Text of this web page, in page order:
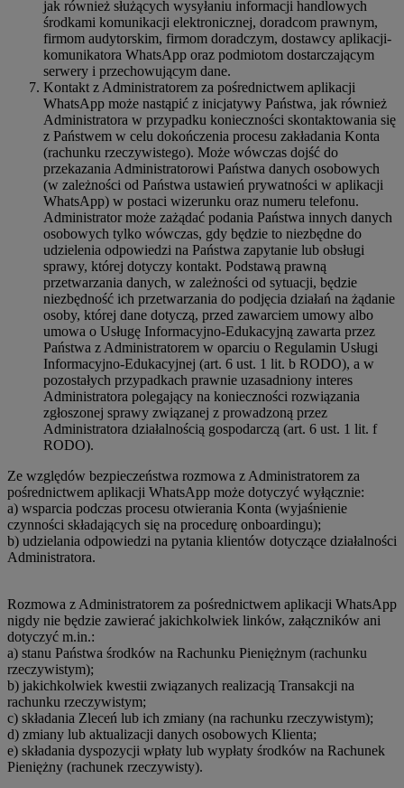
jak również służących wysyłaniu informacji handlowych
środkami komunikacji elektronicznej, doradcom prawnym,
firmom audytorskim, firmom doradczym, dostawcy aplikacji-
komunikatora WhatsApp oraz podmiotom dostarczającym
serwery i przechowującym dane.
Kontakt z Administratorem za pośrednictwem aplikacji
WhatsApp może nastąpić z inicjatywy Państwa, jak również
Administratora w przypadku konieczności skontaktowania się
z Państwem w celu dokończenia procesu zakładania Konta
(rachunku rzeczywistego). Może wówczas dojść do
przekazania Administratorowi Państwa danych osobowych
(w zależności od Państwa ustawień prywatności w aplikacji
WhatsApp) w postaci wizerunku oraz numeru telefonu.
Administrator może zażądać podania Państwa innych danych
osobowych tylko wówczas, gdy będzie to niezbędne do
udzielenia odpowiedzi na Państwa zapytanie lub obsługi
sprawy, której dotyczy kontakt. Podstawą prawną
przetwarzania danych, w zależności od sytuacji, będzie
niezbędność ich przetwarzania do podjęcia działań na żądanie
osoby, której dane dotyczą, przed zawarciem umowy albo
umowa o Usługę Informacyjno-Edukacyjną zawarta przez
Państwa z Administratorem w oparciu o Regulamin Usługi
Informacyjno-Edukacyjnej (art. 6 ust. 1 lit. b RODO), a w
pozostałych przypadkach prawnie uzasadniony interes
Administratora polegający na konieczności rozwiązania
zgłoszonej sprawy związanej z prowadzoną przez
Administratora działalnością gospodarczą (art. 6 ust. 1 lit. f
RODO).
Ze względów bezpieczeństwa rozmowa z Administratorem za
pośrednictwem aplikacji WhatsApp może dotyczyć wyłącznie:
a) wsparcia podczas procesu otwierania Konta (wyjaśnienie
czynności składających się na procedurę onboardingu);
b) udzielania odpowiedzi na pytania klientów dotyczące działalności
Administratora.
Rozmowa z Administratorem za pośrednictwem aplikacji WhatsApp
nigdy nie będzie zawierać jakichkolwiek linków, załączników ani
dotyczyć m.in.:
a) stanu Państwa środków na Rachunku Pieniężnym (rachunku
rzeczywistym);
b) jakichkolwiek kwestii związanych realizacją Transakcji na
rachunku rzeczywistym;
c) składania Zleceń lub ich zmiany (na rachunku rzeczywistym);
d) zmiany lub aktualizacji danych osobowych Klienta;
e) składania dyspozycji wpłaty lub wypłaty środków na Rachunek
Pieniężny (rachunek rzeczywisty).